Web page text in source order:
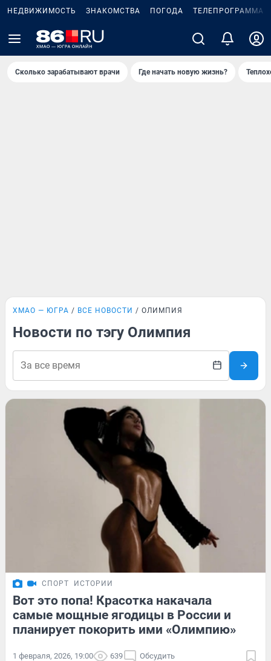
НЕДВИЖИМОСТЬ ЗНАКОМСТВА ПОГОДА ТЕЛЕПРОГРАММА
Сколько зарабатывают врачи Где начать новую жизнь?
ХМАО — ЮГРА ВСЕ НОВОСТИ ОЛИМПИЯ
Новости по тэгу Олимпия
СПОРТ ИСТОРИИ
Вот это попа! Красотка накачала
самые мощные ягодицы в России и
планирует покорить ими «Олимпию»
1 февраля, 2026, 19:00 639 Обсудить